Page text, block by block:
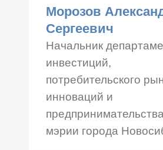
Телефон: +7 (383)
Морозов
Сергеевич
Начальник
инвестиций,
потребительского
инноваций и
предпринимательства
мэрии города